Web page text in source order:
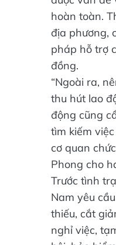
được vấn đề
hoàn toàn.
địa phương,
pháp hỗ trợ
đồng.
“Ngoài ra,
thu hút lao
động cũng
tìm kiếm
cơ quan
Phong cho
Trước tình
Nam yêu
thiếu, cắt
nghỉ việc,